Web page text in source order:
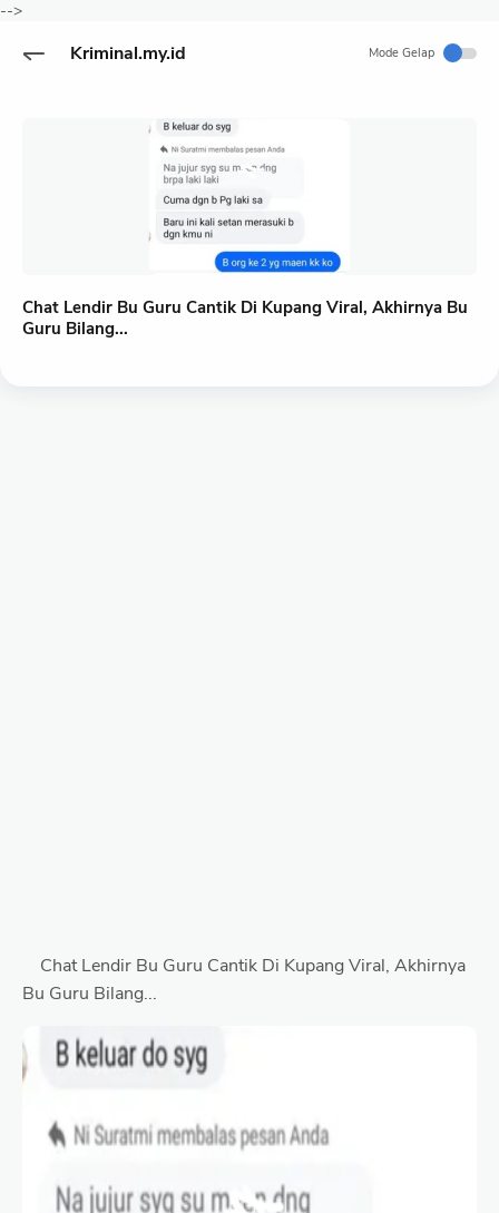
-->
Kriminal.my.id Mode Gelap
Chat Lendir Bu Guru Cantik Di Kupang Viral, Akhirnya Bu
Guru Bilang...
Chat Lendir Bu Guru Cantik Di Kupang Viral, Akhirnya
Bu Guru Bilang...